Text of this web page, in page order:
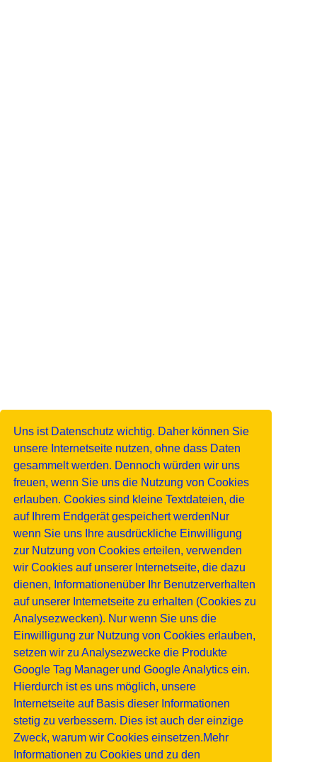
Uns ist Datenschutz wichtig. Daher können Sie
unsere Internetseite nutzen, ohne dass Daten
gesammelt werden. Dennoch würden wir uns
freuen, wenn Sie uns die Nutzung von Cookies
erlauben. Cookies sind kleine Textdateien, die
auf Ihrem Endgerät gespeichert werdenNur
wenn Sie uns Ihre ausdrückliche Einwilligung
zur Nutzung von Cookies erteilen, verwenden
wir Cookies auf unserer Internetseite, die dazu
dienen, Informationenüber Ihr Benutzerverhalten
auf unserer Internetseite zu erhalten (Cookies zu
Analysezwecken). Nur wenn Sie uns die
Einwilligung zur Nutzung von Cookies erlauben,
setzen wir zu Analysezwecke die Produkte
Google Tag Manager und Google Analytics ein.
Hierdurch ist es uns möglich, unsere
Internetseite auf Basis dieser Informationen
stetig zu verbessern. Dies ist auch der einzige
Zweck, warum wir Cookies einsetzen.Mehr
Informationen zu Cookies und zu den